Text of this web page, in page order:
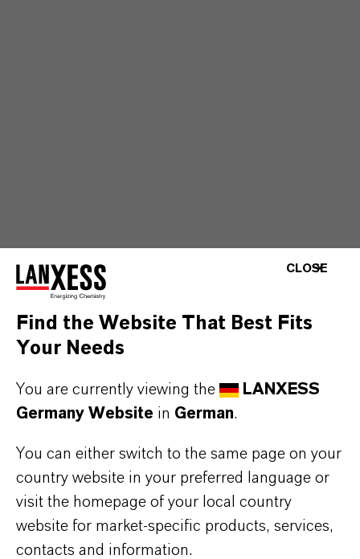
CLOSE
Find the Website That Best Fits
Your Needs
You are currently viewing the
LANXESS
Germany Website in German.
You can either switch to the same page on your
country website in your preferred language or
visit the homepage of your local country
website for market-specific products, services,
contacts and information.